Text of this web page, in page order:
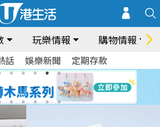
玩樂情報 購物情報
話 娛樂新聞 定期存款